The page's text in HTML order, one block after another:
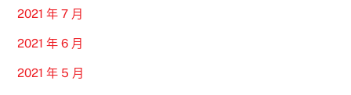
2021 年 7 月
2021 年 6 月
2021 年 5 月